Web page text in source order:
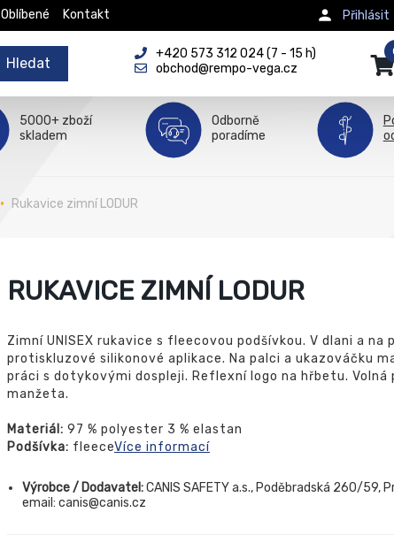
Oblíbené Kontakt Přihlásit
Hledat
+420 573 312 024 (7 - 15 h)
obchod@rempo-vega.cz
5000+ zboží
skladem
Odborně
poradíme
Rukavice zimní LODUR
RUKAVICE ZIMNÍ LODUR
Zimní UNISEX rukavice s fleecovou podšívkou. V dlani a na
protiskluzové silikonové aplikace. Na palci a ukazováčku
práci s dotykovými dospleji. Reflexní logo na hřbetu. Volná
manžeta.
Materiál: 97 % polyester 3 % elastan
Podšívka: fleeceVíce informací
Výrobce / Dodavatel:CANIS SAFETY a.s., Poděbradská 260/59,
email: canis@canis.cz